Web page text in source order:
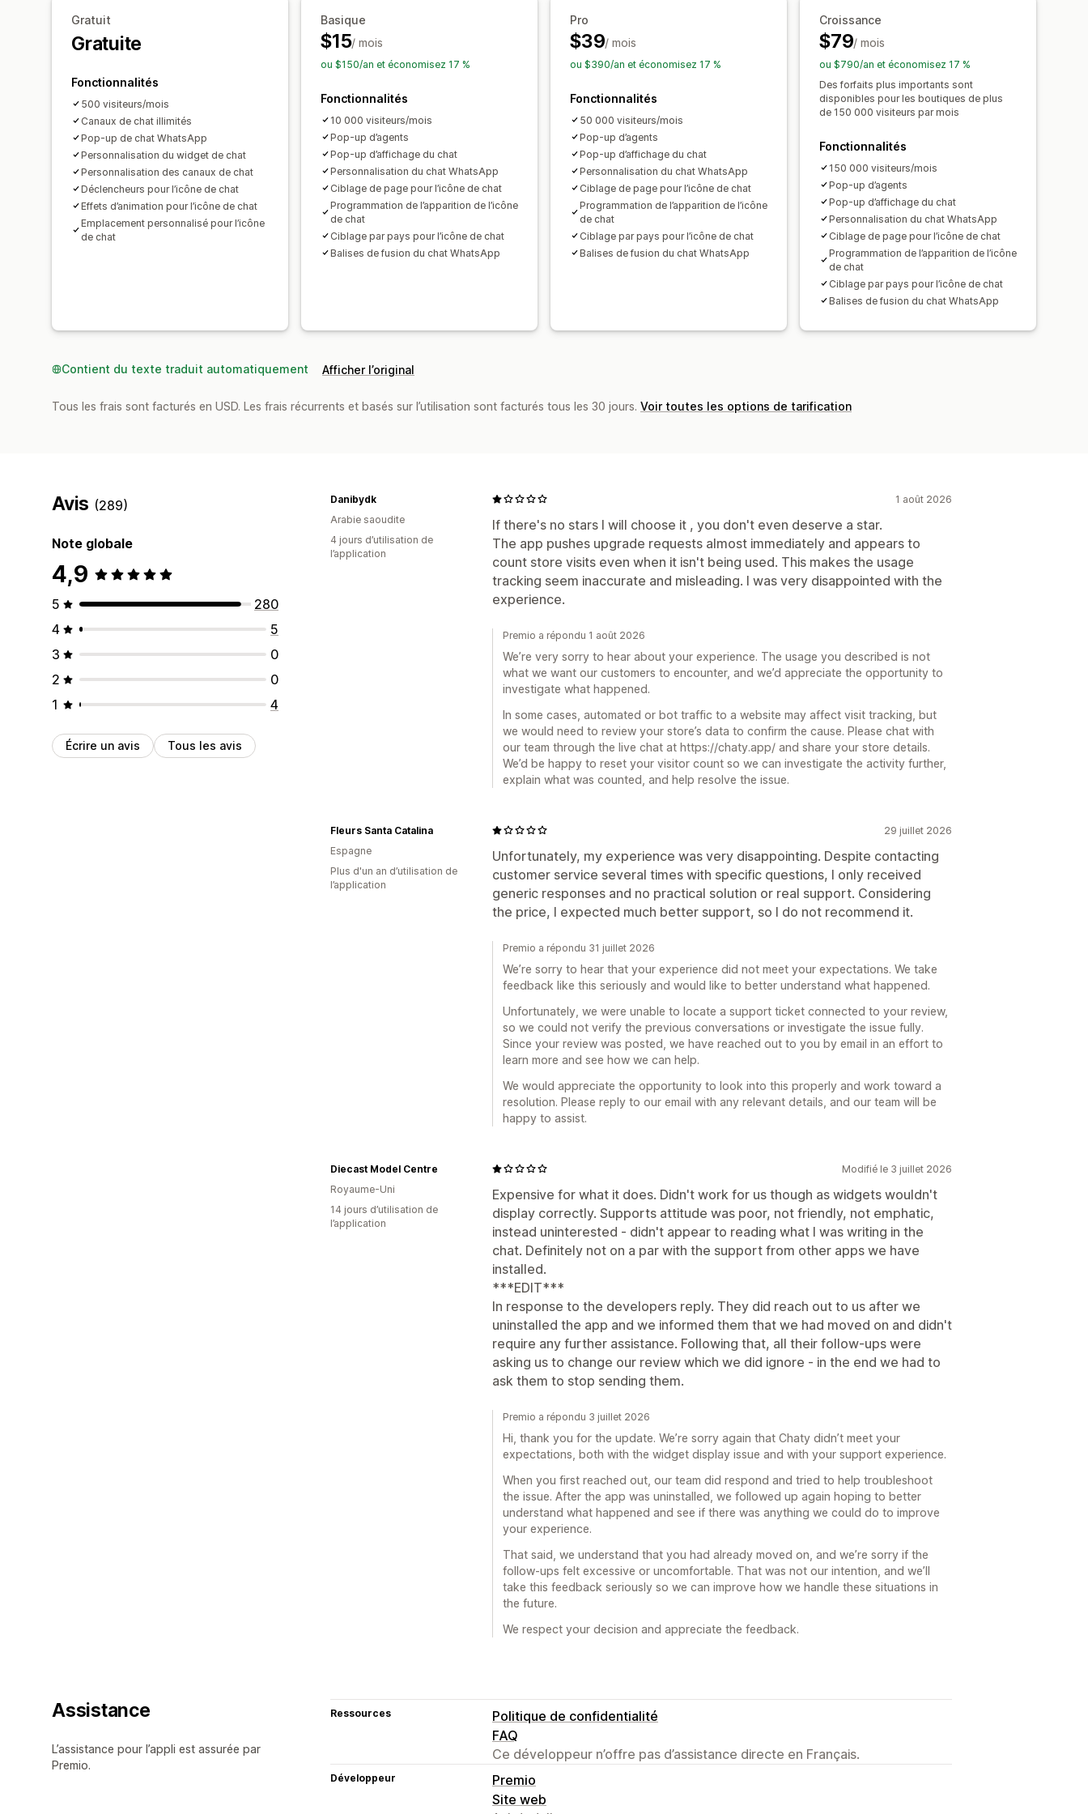
Gratuit
Gratuite
Fonctionnalités
500 visiteurs/mois
Canaux de chat illimités
Pop-up de chat WhatsApp
Personnalisation du widget de chat
Personnalisation des canaux de chat
Déclencheurs pour l’icône de chat
Effets d’animation pour l’icône de chat
Emplacement personnalisé pour l’icône
de chat
Basique
$15/ mois
ou $150/an et économisez 17 %
Fonctionnalités
10 000 visiteurs/mois
Pop-up d’agents
Pop-up d’affichage du chat
Personnalisation du chat WhatsApp
Ciblage de page pour l’icône de chat
Programmation de l’apparition de l’icône
de chat
Ciblage par pays pour l’icône de chat
Balises de fusion du chat WhatsApp
Pro
$39/ mois
ou $390/an et économisez 17 %
Fonctionnalités
50 000 visiteurs/mois
Pop-up d’agents
Pop-up d’affichage du chat
Personnalisation du chat WhatsApp
Ciblage de page pour l’icône de chat
Programmation de l’apparition de l’icône
de chat
Ciblage par pays pour l’icône de chat
Balises de fusion du chat WhatsApp
Croissance
$79/ mois
ou $790/an et économisez 17 %
Des forfaits plus importants sont
disponibles pour les boutiques de plus
de 150 000 visiteurs par mois
Fonctionnalités
150 000 visiteurs/mois
Pop-up d’agents
Pop-up d’affichage du chat
Personnalisation du chat WhatsApp
Ciblage de page pour l’icône de chat
Programmation de l’apparition de l’icône
de chat
Ciblage par pays pour l’icône de chat
Balises de fusion du chat WhatsApp
Contient du texte traduit automatiquement Afficher l’original
Tous les frais sont facturés en USD. Les frais récurrents et basés sur l’utilisation sont facturés tous les 30 jours. Voir toutes les options de tarification
Avis (289)
Note globale
4,9
5
280
4
5
3
0
2
0
1
4
Écrire un avis Tous les avis
1 août 2026
If there's no stars I will choose it , you don't even deserve a star.
The app pushes upgrade requests almost immediately and appears to
count store visits even when it isn't being used. This makes the usage
tracking seem inaccurate and misleading. I was very disappointed with the
experience.
Danibydk
Arabie saoudite
4 jours d’utilisation de
l’application
Premio a répondu 1 août 2026
We’re very sorry to hear about your experience. The usage you described is not
what we want our customers to encounter, and we’d appreciate the opportunity to
investigate what happened.
In some cases, automated or bot traffic to a website may affect visit tracking, but
we would need to review your store’s data to confirm the cause. Please chat with
our team through the live chat at https://chaty.app/ and share your store details.
We’d be happy to reset your visitor count so we can investigate the activity further,
explain what was counted, and help resolve the issue.
29 juillet 2026
Unfortunately, my experience was very disappointing. Despite contacting
customer service several times with specific questions, I only received
generic responses and no practical solution or real support. Considering
the price, I expected much better support, so I do not recommend it.
Fleurs Santa Catalina
Espagne
Plus d'un an d’utilisation de
l’application
Premio a répondu 31 juillet 2026
We’re sorry to hear that your experience did not meet your expectations. We take
feedback like this seriously and would like to better understand what happened.
Unfortunately, we were unable to locate a support ticket connected to your review,
so we could not verify the previous conversations or investigate the issue fully.
Since your review was posted, we have reached out to you by email in an effort to
learn more and see how we can help.
We would appreciate the opportunity to look into this properly and work toward a
resolution. Please reply to our email with any relevant details, and our team will be
happy to assist.
Modifié le 3 juillet 2026
Expensive for what it does. Didn't work for us though as widgets wouldn't
display correctly. Supports attitude was poor, not friendly, not emphatic,
instead uninterested - didn't appear to reading what I was writing in the
chat. Definitely not on a par with the support from other apps we have
installed.
***EDIT***
In response to the developers reply. They did reach out to us after we
uninstalled the app and we informed them that we had moved on and didn't
require any further assistance. Following that, all their follow-ups were
asking us to change our review which we did ignore - in the end we had to
ask them to stop sending them.
Diecast Model Centre
Royaume-Uni
14 jours d’utilisation de
l’application
Premio a répondu 3 juillet 2026
Hi, thank you for the update. We’re sorry again that Chaty didn’t meet your
expectations, both with the widget display issue and with your support experience.
When you first reached out, our team did respond and tried to help troubleshoot
the issue. After the app was uninstalled, we followed up again hoping to better
understand what happened and see if there was anything we could do to improve
your experience.
That said, we understand that you had already moved on, and we’re sorry if the
follow-ups felt excessive or uncomfortable. That was not our intention, and we’ll
take this feedback seriously so we can improve how we handle these situations in
the future.
We respect your decision and appreciate the feedback.
Assistance
L’assistance pour l’appli est assurée par
Premio.
Ressources
Politique de confidentialité
FAQ
Ce développeur n’offre pas d’assistance directe en Français.
Développeur
Premio
Site web